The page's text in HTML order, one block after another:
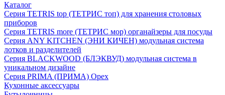
Каталог
Серия TETRIS top (ТЕТРИС топ) для хранения столовых
приборов
Серия TETRIS more (ТЕТРИС мор) органайзеры для посуды
Серия ANY KITCHEN (ЭНИ КИЧЕН) модульная система
лотков и разделителей
Серия BLACKWOOD (БЛЭКВУД) модульная система в
уникальном дизайне
Серия PRIMA (ПРИМА) Орех
Кухонные аксессуары